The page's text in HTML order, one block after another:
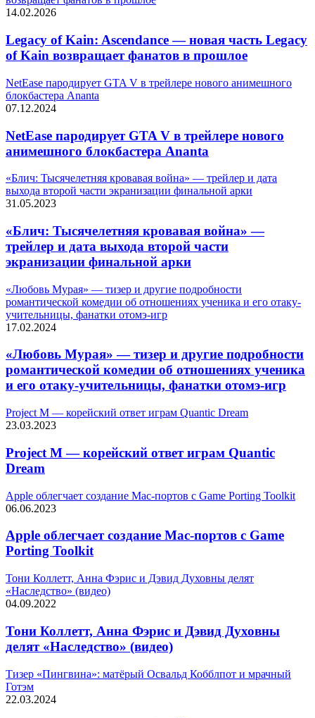
14.02.2026
Legacy of Kain: Ascendance — новая часть Legacy
of Kain возвращает фанатов в прошлое
NetEase пародирует GTA V в трейлере нового анимешного
блокбастера Ananta
07.12.2024
NetEase пародирует GTA V в трейлере нового
анимешного блокбастера Ananta
«Блич: Тысячелетняя кровавая война» — трейлер и дата
выхода второй части экранизации финальной арки
31.05.2023
«Блич: Тысячелетняя кровавая война» —
трейлер и дата выхода второй части
экранизации финальной арки
«Любовь Мурая» — тизер и другие подробности
романтической комедии об отношениях ученика и его отаку-
учительницы, фанатки отомэ-игр
17.02.2024
«Любовь Мурая» — тизер и другие подробности
романтической комедии об отношениях ученика
и его отаку-учительницы, фанатки отомэ-игр
Project M — корейский ответ играм Quantic Dream
23.03.2023
Project M — корейский ответ играм Quantic
Dream
Apple облегчает создание Mac-портов с Game Porting Toolkit
06.06.2023
Apple облегчает создание Mac-портов с Game
Porting Toolkit
Тони Коллетт, Анна Фэрис и Дэвид Духовны делят
«Наследство» (видео)
04.09.2022
Тони Коллетт, Анна Фэрис и Дэвид Духовны
делят «Наследство» (видео)
Тизер «Пингвина»: матёрый Освальд Кобблпот и мрачный
Готэм
22.03.2024